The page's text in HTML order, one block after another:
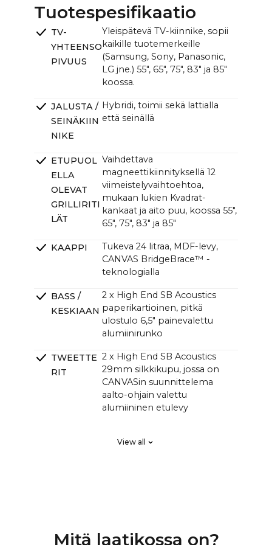
55": ~122,6 x ~107,8 cm / ~48.3 x ~42.2 in
CANVAS-yksikkö (L x K x S):
~121,0 x ~33,0 x ~12,0cm (11,0cm ilman kiinnikettä)
/ ~47.6 x ~13.0 x ~4.7 in (4.3 in ilman kiinnikettä)
Tuotespesifikaatio
TV-
YHTEENSO
PIVUUS
Yleispätevä TV-kiinnike, sopii
kaikille tuotemerkeille
(Samsung, Sony, Panasonic,
LG jne.) 55", 65", 75", 83" ja 85"
koossa.
JALUSTA /
SEINÄKIIN
NIKE
Hybridi, toimii sekä lattialla
että seinällä
ETUPUOL
ELLA
OLEVAT
GRILLIRITI
LÄT
Vaihdettava
magneettikiinnityksellä 12
viimeistelyvaihtoehtoa,
mukaan lukien Kvadrat-
kankaat ja aito puu, koossa 55",
65", 75", 83" ja 85"
KAAPPI
Tukeva 24 litraa, MDF-levy,
CANVAS BridgeBrace™ -
teknologialla
BASS /
KESKIAAN
2 x High End SB Acoustics
paperikartioinen, pitkä
ulostulo 6,5" painevalettu
alumiinirunko
TWEETTE
RIT
2 x High End SB Acoustics
29mm silkkikupu, jossa on
CANVASin suunnittelema
aalto-ohjain valettu
alumiininen etulevy
pienihäviöinen korkea
korkealuokkainen
View all
Mitä laatikossa on?